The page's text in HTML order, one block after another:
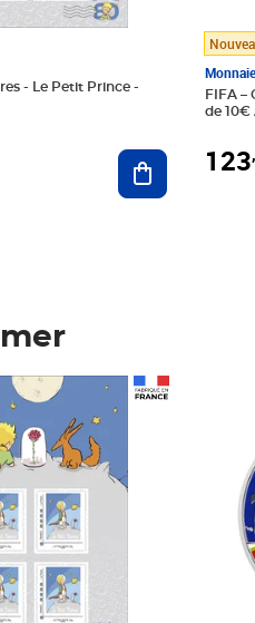
- Le Petit Prince -
Ajouter au
FIFA –
de 10€
123